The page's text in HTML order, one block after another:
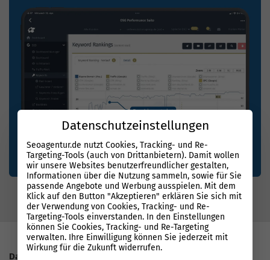
Datenbasierter Erfolg mit System
Datenschutzeinstellungen
Seoagentur.de nutzt Cookies, Tracking- und Re-
Targeting-Tools (auch von Drittanbietern). Damit wollen
wir unsere Websites benutzerfreundlicher gestalten,
Informationen über die Nutzung sammeln, sowie für Sie
passende Angebote und Werbung ausspielen. Mit dem
Klick auf den Button "Akzeptieren" erklären Sie sich mit
der Verwendung von Cookies, Tracking- und Re-
Targeting-Tools einverstanden. In den Einstellungen
können Sie Cookies, Tracking- und Re-Targeting
verwalten. Ihre Einwilligung können Sie jederzeit mit
Wirkung für die Zukunft widerrufen.